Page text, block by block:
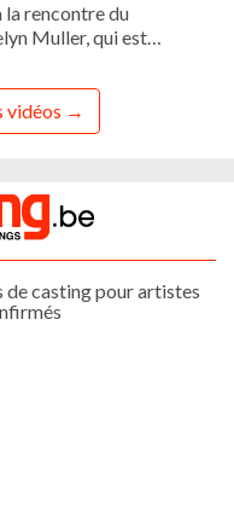
la rencontre du
Muller, qui est
vidéos
de casting pour artistes